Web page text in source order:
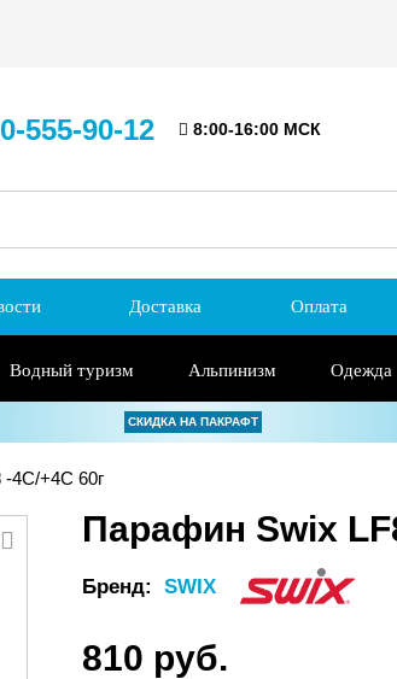
555-90-12 8:00-16:00 МСК
Доставка Оплата
Водный туризм Альпинизм Одежда
СКИДКА НА ПАКРАФТ
4C/+4C 60г
Парафин Swix
Бренд: SWIX
810 руб.